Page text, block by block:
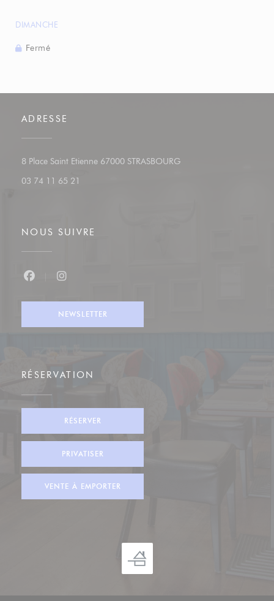
DIMANCHE
Fermé
ADRESSE
8 Place Saint Etienne 67000 STRASBOURG((ouvre une nouvelle
03 74 11 65 21
NOUS SUIVRE
NEWSLETTER
RÉSERVATION
RÉSERVER
PRIVATISER
VENTE À EMPORTER